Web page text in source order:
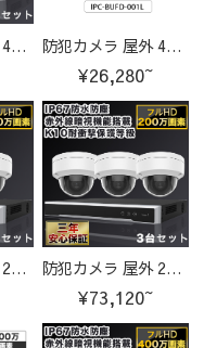
防犯カメラ 屋外 400万画素 固定レンズ2.8mm IP67防塵防水 IPカメラ 4台セット 防犯カメラ 屋外 400万画素 固定レンズ2.8mm IP67防塵防水 IPカメラ IPC-BUFD-001L-cam
¥26,280~
防犯カメラ 屋外 200万画素 固定レンズ2.8mm IP67防塵防水 IPカメラ 2台セット 防犯カメラ 屋外 200万画素 固定レンズ2.8mm IP67防塵防水 IPカメラ 3台セット
¥73,120~